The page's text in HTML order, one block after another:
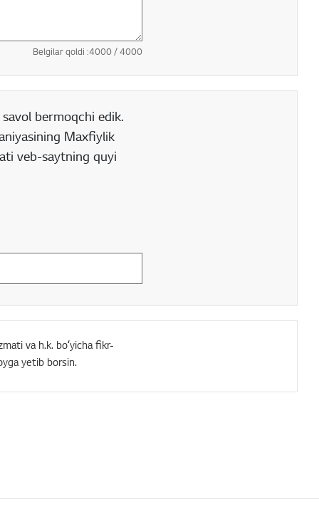
Belgilar qoldi :4000/ 4000
bermoqchi edik.
Maxfiylik
veb-saytning quyi
va h.k. boʻyicha fikr-
yetib borsin.